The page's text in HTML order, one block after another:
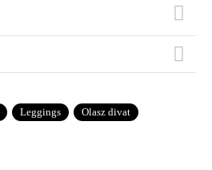
Leggings
Olasz divat